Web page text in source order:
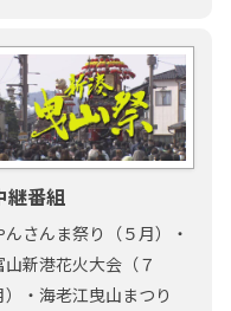
継番組
んさんま祭り（５月）・
山新港花火大会（７
）・海老江曳山まつり